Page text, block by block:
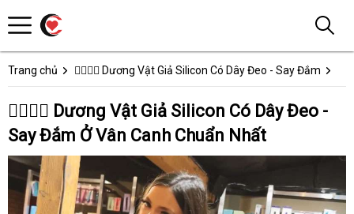
Trang chủ 👩‍❤️‍💋‍👨 Dương Vật Giả Silicon Có Dây Đeo - Say Đắm
👩‍❤️‍💋‍👨 Dương Vật Giả Silicon Có Dây Đeo -
Say Đắm Ở Vân Canh Chuẩn Nhất